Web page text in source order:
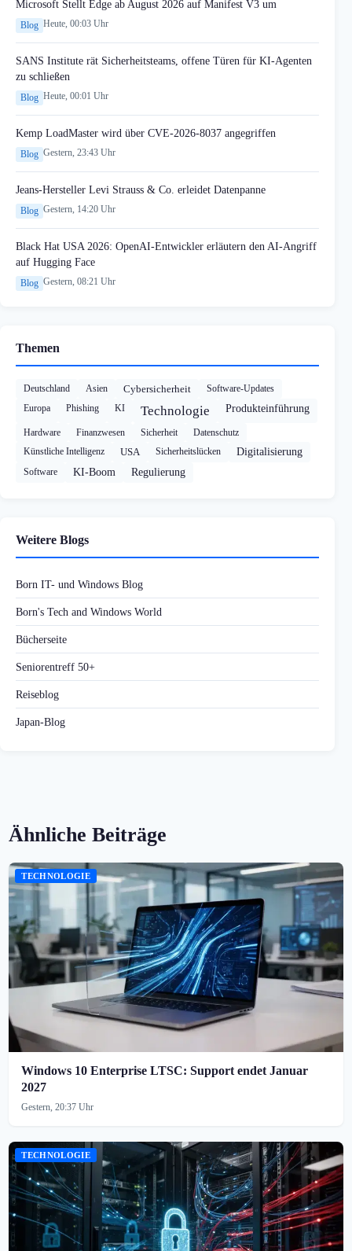
Microsoft Stellt Edge ab August 2026 auf Manifest V3 um
Blog Heute, 00:03 Uhr
SANS Institute rät Sicherheitsteams, offene Türen für KI-Agenten
zu schließen
Blog Heute, 00:01 Uhr
Kemp LoadMaster wird über CVE-2026-8037 angegriffen
Blog Gestern, 23:43 Uhr
Jeans-Hersteller Levi Strauss & Co. erleidet Datenpanne
Blog Gestern, 14:20 Uhr
Black Hat USA 2026: OpenAI-Entwickler erläutern den AI-Angriff
auf Hugging Face
Blog Gestern, 08:21 Uhr
Themen
Deutschland Asien Cybersicherheit
Software-Updates
Europa
Phishing KI Technologie Produkteinführung
Hardware Finanzwesen Sicherheit
Datenschutz
Künstliche Intelligenz
USA Sicherheitslücken Digitalisierung
Software KI-Boom Regulierung
Weitere Blogs
Born IT- und Windows Blog
Born's Tech and Windows World
Bücherseite
Seniorentreff 50+
Reiseblog
Japan-Blog
Ähnliche Beiträge
TECHNOLOGIE
Windows 10 Enterprise LTSC: Support endet Januar
2027
Gestern, 20:37 Uhr
TECHNOLOGIE